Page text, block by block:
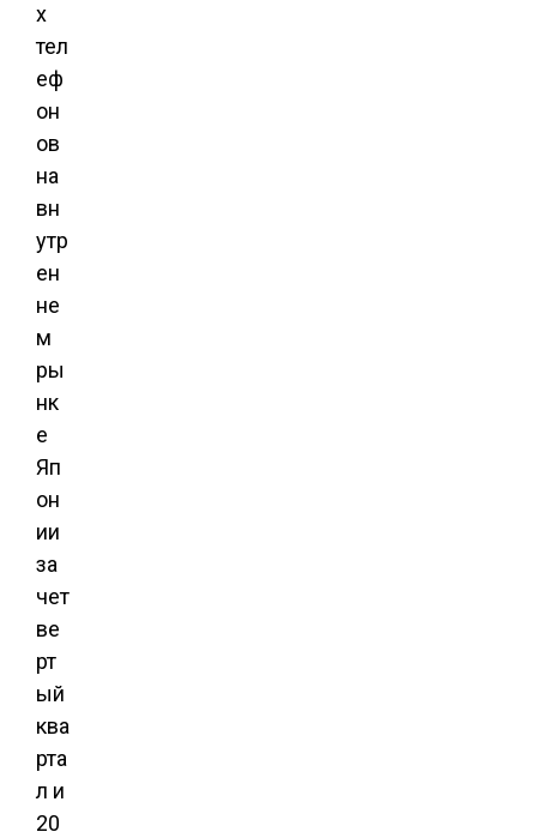
х
тел
еф
он
ов
на
вн
утр
ен
не
м
ры
нк
е
Яп
он
ии
за
чет
ве
рт
ый
ква
рта
л и
20